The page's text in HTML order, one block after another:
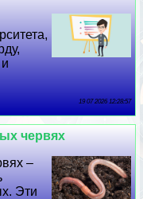
19 07 2026 12:28:57
червях
–
Эти